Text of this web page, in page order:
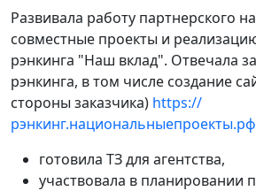
Развивала работу партнерского
совместные проекты и
рэнкинга "Наш вклад". Отвечала
рэнкинга, в том числе создание
стороны заказчика) https://
готовила ТЗ для агентства,
участвовала в планировании